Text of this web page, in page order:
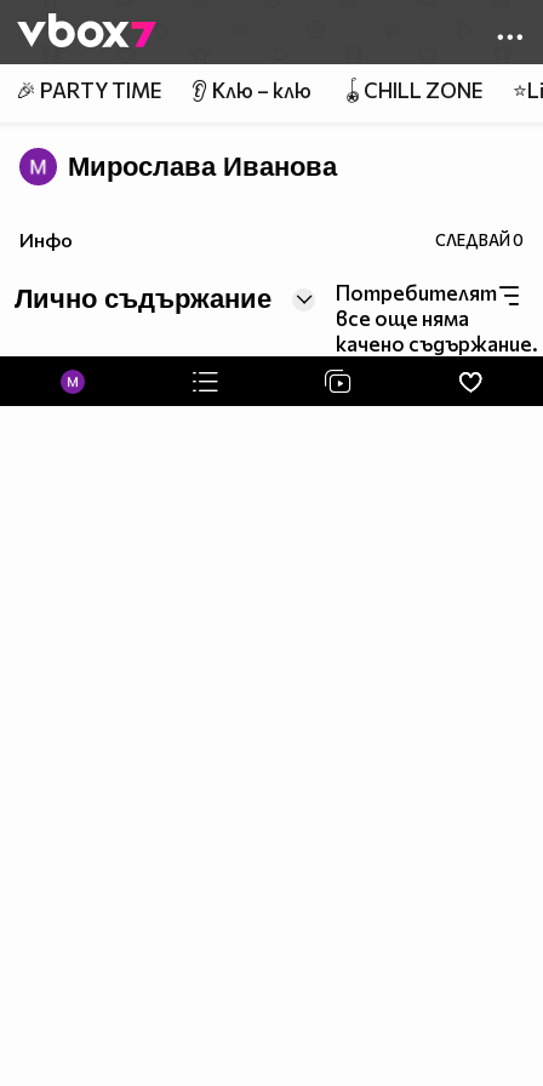
👾
🎉 PARTY TIME 👂 Клю – клю 🪀CHILL ZONE
Мирослава Иванова
Инфо СЛЕДВАЙ0
Лично съдържание
Потребителят
все още няма
качено съдържание.